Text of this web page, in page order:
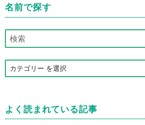
名前で探す
テ
ー
よく読まれている記事